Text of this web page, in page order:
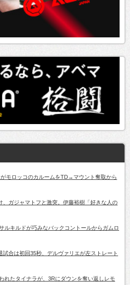
がモロッコのカルームをTD→マウント奪取から
、ガジャマトフと激突。伊藤裕樹「好きな人の
ルキルドが巧みなバックコントールからガムロ
試合は初回35秒、デルヴァリエが左ストレート
れたタイナラが、3Rにダウンを奪い返しレモ